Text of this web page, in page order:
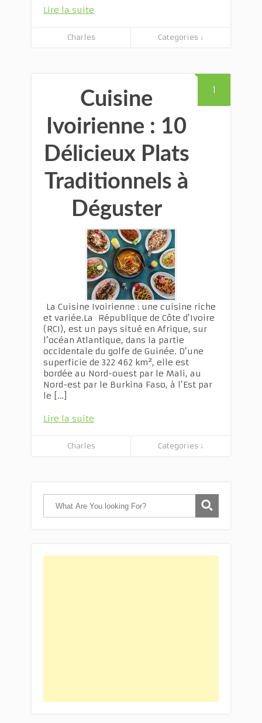
Lire la suite
Charles Categories ↓
1
Cuisine
Ivoirienne : 10
Délicieux Plats
Traditionnels à
Déguster
La Cuisine Ivoirienne : une cuisine riche
et variée.La République de Côte d’Ivoire
(RCI), est un pays situé en Afrique, sur
l’océan Atlantique, dans la partie
occidentale du golfe de Guinée. D’une
superficie de 322 462 km², elle est
bordée au Nord-ouest par le Mali, au
Nord-est par le Burkina Faso, à l’Est par
le […]
Lire la suite
Charles Categories ↓